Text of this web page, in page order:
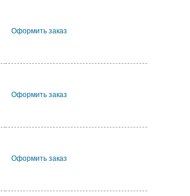
Оформить заказ
Оформить заказ
Оформить заказ